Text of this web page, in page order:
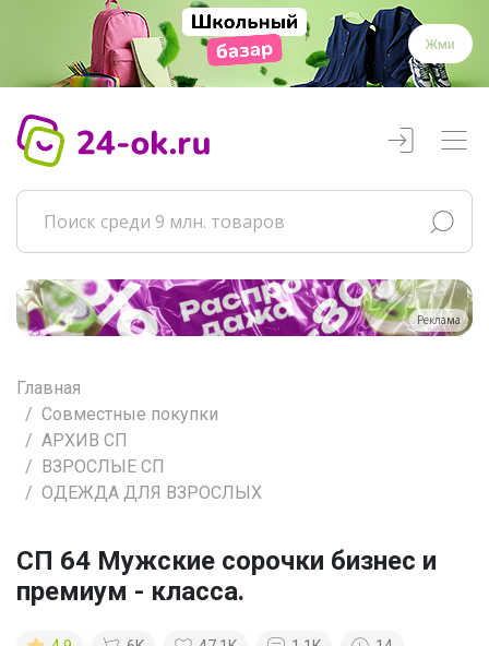
Жми
Реклама
Главная
Совместные покупки
АРХИВ СП
ВЗРОСЛЫЕ СП
ОДЕЖДА ДЛЯ ВЗРОСЛЫХ
СП 64 Мужские сорочки бизнес и
премиум - класса.